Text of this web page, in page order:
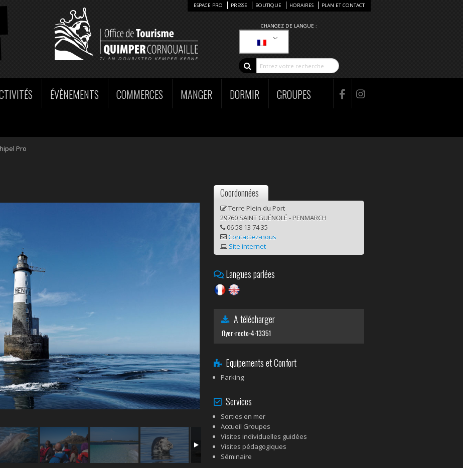
CHANGEZ DE LANGUE :
ESPACE PRO PRESSE BOUTIQUE HORAIRES PLAN ET CONTACT
ÉVÈNEMENTS COMMERCES MANGER DORMIR GROUPES
Pro
Coordonnées
Terre Plein du Port
29760 SAINT GUÉNOLÉ - PENMARCH
06 58 13 74 35
Contactez-nous
Site internet
Langues parlées
A télécharger
flyer-recto-4-13351
Equipements et Confort
Parking
Services
Sorties en mer
Accueil Groupes
Visites individuelles guidées
Visites pédagogiques
Séminaire